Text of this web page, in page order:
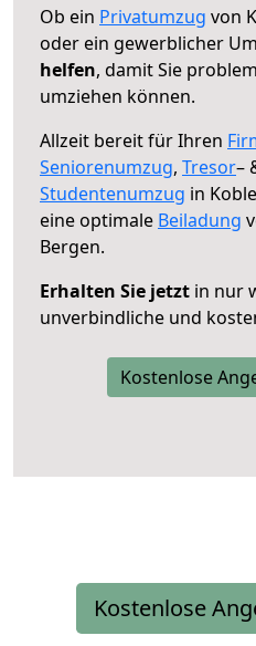
Ob ein Privatumzug von
oder ein gewerblicher
helfen, damit Sie
umziehen können.
Allzeit bereit für Ihren
Seniorenumzug, Tresor–
Studentenumzug in
eine optimale Beiladung
Bergen.
Erhalten Sie jetzt in nur
unverbindliche und
Kostenlose
Kostenlose